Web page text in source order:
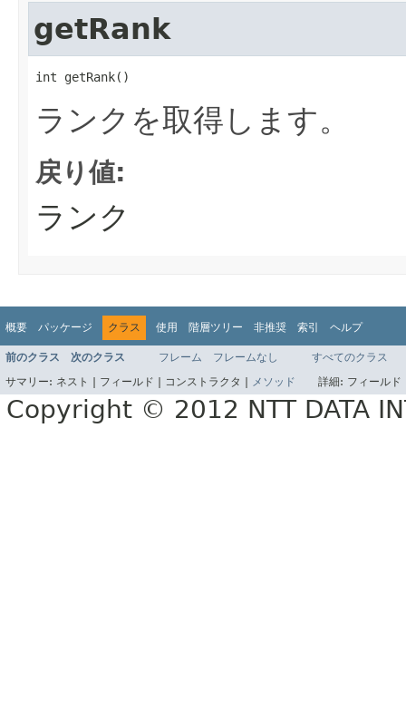
getRank
int getRank()
ランクを取得します。
戻り値:
ランク
概要 パッケージ クラス 使用 階層ツリー 非推奨 索引 ヘルプ
前のクラス 次のクラス フレーム フレームなし
すべてのクラス
サマリー: ネスト | フィールド | コンストラクタ | メソッド 詳細: フィール
Copyright © 2012 NTT DATA